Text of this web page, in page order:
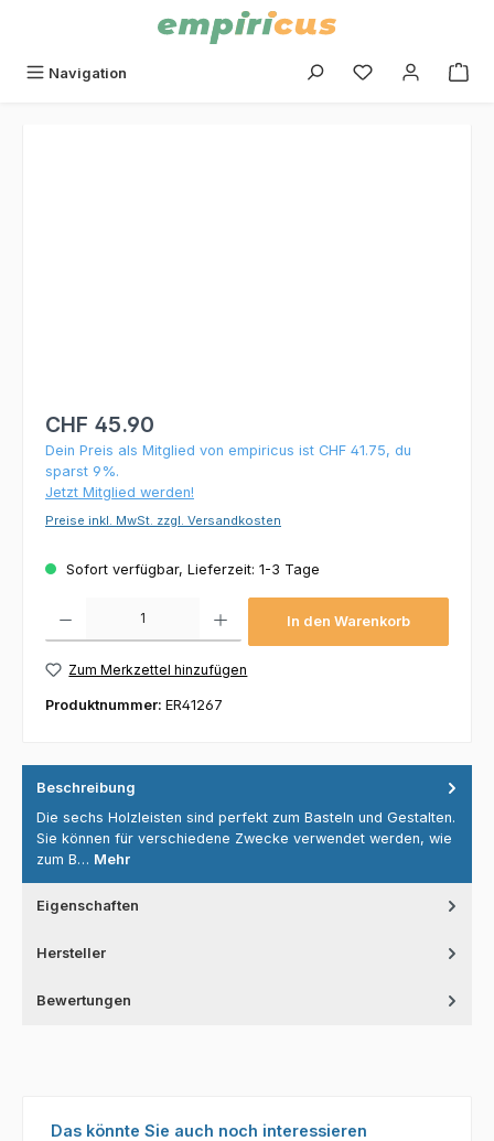
Navigation Du hast 0
CHF 45.90
Dein Preis als Mitglied von empiricus ist CHF 41.75, du
sparst 9%.
Jetzt Mitglied werden!
Preise inkl. MwSt. zzgl. Versandkosten
Sofort verfügbar, Lieferzeit: 1-3 Tage
In den Warenkorb
Zum Merkzettel hinzufügen
Produktnummer: ER41267
Beschreibung
Die sechs Holzleisten sind perfekt zum Basteln und Gestalten.
Sie können für verschiedene Zwecke verwendet werden, wie
zum B… Mehr
Eigenschaften
Hersteller
Bewertungen
Produktgalerie überspringen
Das könnte Sie auch noch interessieren